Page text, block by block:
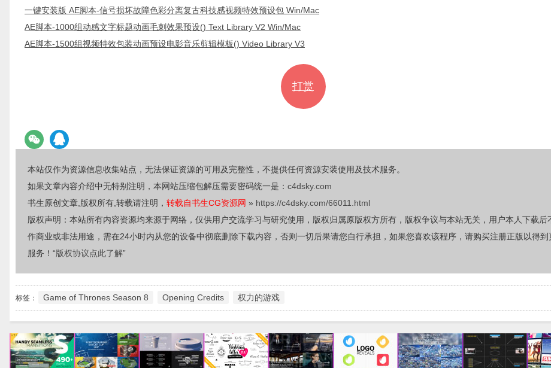
一键安装版 AE脚本-信号损坏故障色彩分离复古科技感视频特效预设包 Win/Mac
AE脚本-1000组动感文字标题动画毛刺效果预设() Text Library V2 Win/Mac
AE脚本-1500组视频特效包装动画预设电影音乐剪辑模板() Video Library V3
打赏
本站仅作为资源信息收集站点，无法保证资源的可用及完整性，不提供任何资源安装使用及技术服务。
如果文章内容介绍中无特别注明，本网站压缩包解压需要密码统一是： c4dsky.com
书生原创文章,版权所有,转载请注明， 转载自书生CG资源网 » https://c4dsky.com/66011.html
版权声明：本站所有内容资源均来源于网络，仅供用户交流学习与研究使用，版权归属原版权方所有，版权争议与本站无关，用户本人下载后
作商业或非法用途，需在24小时内从您的设备中彻底删除下载内容，否则一切后果请您自行承担，如果您喜欢该程序，请购买注册正版以得到
服务！ “版权协议点此了解”
标签： Game of Thrones Season 8 Opening Credits 权力的游戏